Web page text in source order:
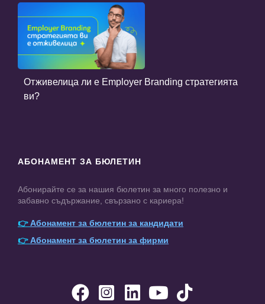
Отживелица ли е Employer Branding стратегията
ви?
АБОНАМЕНТ ЗА БЮЛЕТИН
Абонирайте се за нашия бюлетин за много полезно и
забавно съдържание, свързано с кариера!
👉Абонамент за бюлетин за кандидати
👉Абонамент за бюлетин за фирми
    